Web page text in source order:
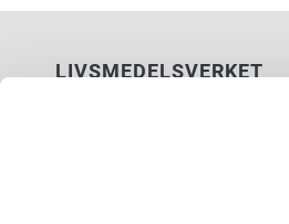
LIVSMEDELSVERKET